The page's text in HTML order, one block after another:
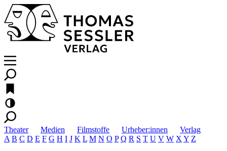
Theater Medien Filmstoffe Urheber:innen
Verlag
A B C D E F G H I J K L M N O P Q R S T U V W X Y Z